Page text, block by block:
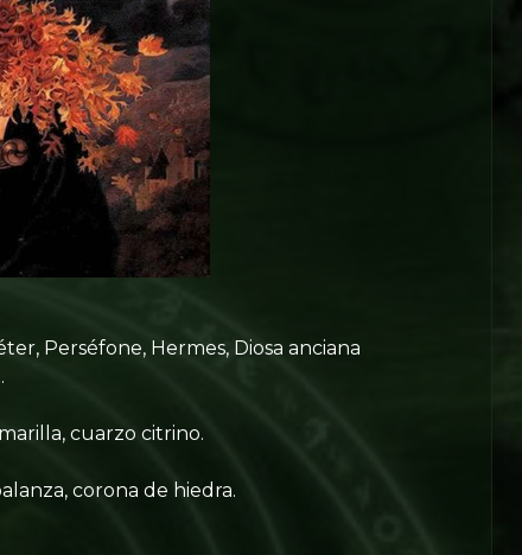
Perséfone, Hermes, Diosa anciana
cuarzo citrino.
corona de hiedra.